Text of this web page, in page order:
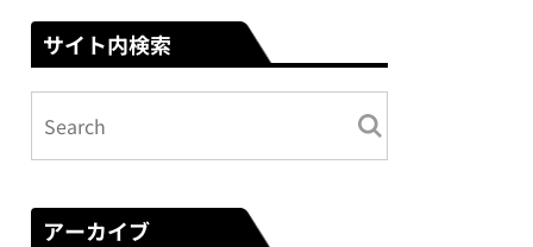
サイト内検索
アーカイブ